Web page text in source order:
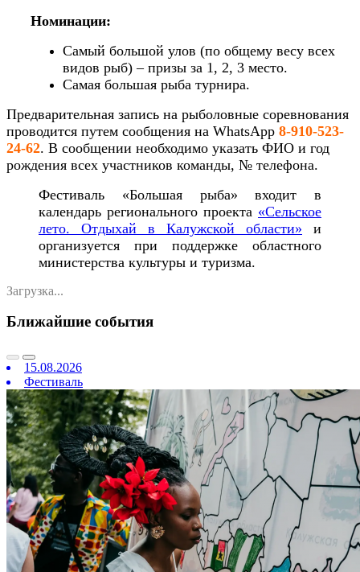
Номинации:
Самый большой улов (по общему весу всех
видов рыб) – призы за 1, 2, 3 место.
Самая большая рыба турнира.
Предварительная запись на рыболовные соревнования
проводится путем сообщения на WhatsApp 8-910-523-
24-62. В сообщении необходимо указать ФИО и год
рождения всех участников команды, № телефона.
Фестиваль «Большая рыба» входит в
календарь регионального проекта «Сельское
лето. Отдыхай в Калужской области» и
организуется при поддержке областного
министерства культуры и туризма.
Загрузка...
Ближайшие события
15.08.2026
Фестиваль